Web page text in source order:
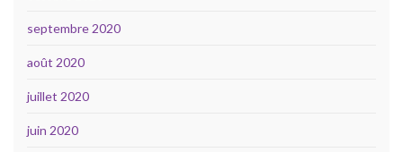
septembre 2020
août 2020
juillet 2020
juin 2020